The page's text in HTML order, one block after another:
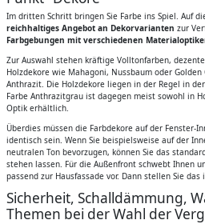
Im dritten Schritt bringen Sie Farbe ins Spiel. Auf
reichhaltiges Angebot an Dekorvarianten zur
Farbgebungen mit verschiedenen
Zur Auswahl stehen kräftige Volltonfarben,
Holzdekore wie Mahagoni, Nussbaum oder
Anthrazit. Die Holzdekore liegen in der Regel in
Farbe Anthrazitgrau ist dagegen meist sowohl in
Optik erhältlich.
Überdies müssen die Farbdekore auf der Fenster-
identisch sein. Wenn Sie beispielsweise auf der
neutralen Ton bevorzugen, können Sie das
stehen lassen. Für die Außenfront schwebt Ihnen
passend zur Hausfassade vor. Dann stellen Sie
Sicherheit, Schalldämmung,
Themen bei der Wahl der